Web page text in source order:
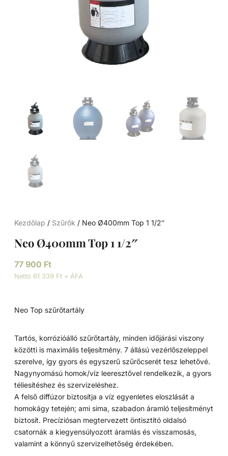
Kezdőlap / Szűrők / Neo Ø400mm Top 1 1/2″
Neo Ø400mm Top 1 1/2″
77 900 Ft
Nettó 61 339 Ft + ÁFA
Neo Top szűrőtartály
Tartós, korrózióálló szűrőtartály, minden időjárási viszony
közötti is maximális teljesítmény. 7 állású vezérlőszeleppel
szerelve, így gyors és egyszerű szűrőcserét tesz lehetővé.
Nagynyomású homok/víz leeresztővel rendelkezik, a gyors
téliesítéshez és szervizeléshez.
A felső diffúzor biztosítja a víz egyenletes eloszlását a
homokágy tetején; ami sima, szabadon áramló teljesítményt
biztosít. Precíziósan megtervezett öntisztító oldalsó
csatornák a kiegyensúlyozott áramlás és visszamosás,
valamint a könnyű szervizelhetőség érdekében.